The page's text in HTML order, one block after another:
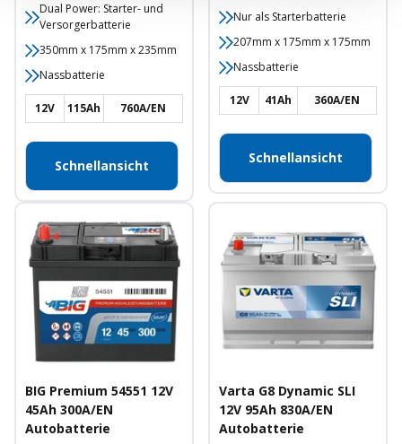
Dual Power: Starter- und
Versorgerbatterie
350mm x 175mm x 235mm
Nassbatterie
12V 115Ah 760A/EN
Schnellansicht
Nur als Starterbatterie
207mm x 175mm x 175mm
Nassbatterie
12V 41Ah 360A/EN
Schnellansicht
BIG Premium 54551 12V
45Ah 300A/EN
Autobatterie
Varta G8 Dynamic SLI
12V 95Ah 830A/EN
Autobatterie